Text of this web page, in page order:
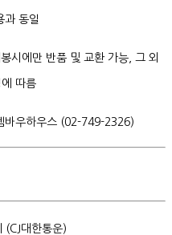
과 동일
시에만 반품 및 교환 가능, 그 외
따름
바우하우스 (02-749-2326)
(CJ대한통운)